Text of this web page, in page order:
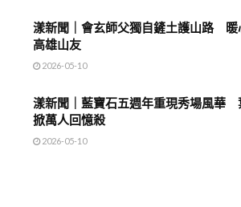
漾新聞｜會玄師父獨自鏟土護山路 暖
高雄山友
2026-05-10
漾新聞｜藍寶石五週年重現秀場風華
掀萬人回憶殺
2026-05-10